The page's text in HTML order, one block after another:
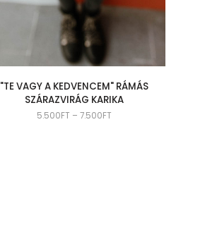
"TE VAGY A KEDVENCEM" RÁMÁS
SZÁRAZVIRÁG KARIKA
5.500FT – 7.500FT